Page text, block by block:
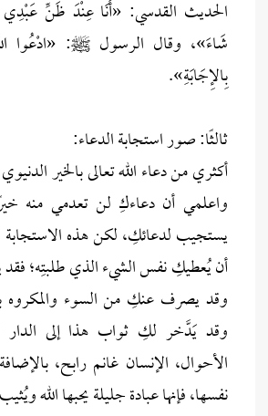
الحديث القدسي: «أَنَا عِنْدَ ظَنِّ عَبْدِي
شَاءَ»، وقال الرسول ﷺ: «ادْعُوا
بِالإِجَابَةِ».
ثالثًا: صور استجابة الدعاء:
أكثري من دعاء الله تعالى بالخير
واعلمي أن دعاءكِ لن تعدمي منه
يستجيب لدعائكِ، لكن هذه الاستجابة
أن يُعطيكِ نفس الشيء الذي طلبتِه؛ فقد
وقد يصرف عنكِ من السوء والمكروه
وقد يَدَّخر لكِ ثواب هذا إلى الدار
الأحوال، الإنسان غانم رابح،
نفسها، فإنها عبادة جليلة يحبها الله